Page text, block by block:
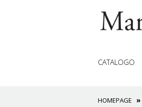
CATALOGO
HOMEPAGE